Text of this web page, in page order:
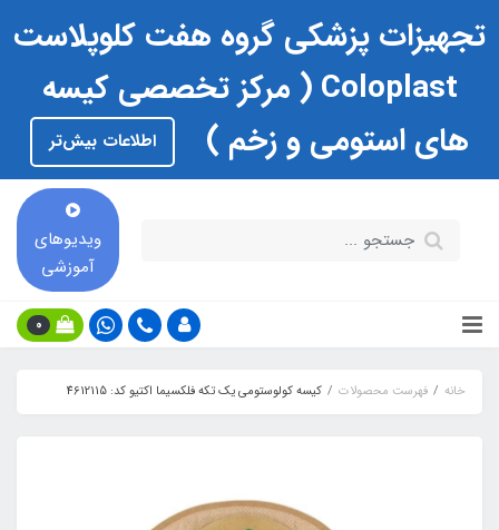
تجهیزات پزشکی گروه هفت کلوپلاست
Coloplast ( مرکز تخصصی کیسه
های استومی و زخم )
اطلاعات بیش‌تر
ویدیوهای
آموزشی
0
خانه فهرست محصولات کیسه کولوستومی یک تکه فلکسیما اکتیو کد: 4612115